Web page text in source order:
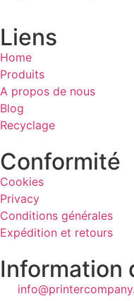
Liens
Home
Produits
A propos de nous
Blog
Recyclage
Conformité
Cookies
Privacy
Conditions générales
Expédition et retours
Information